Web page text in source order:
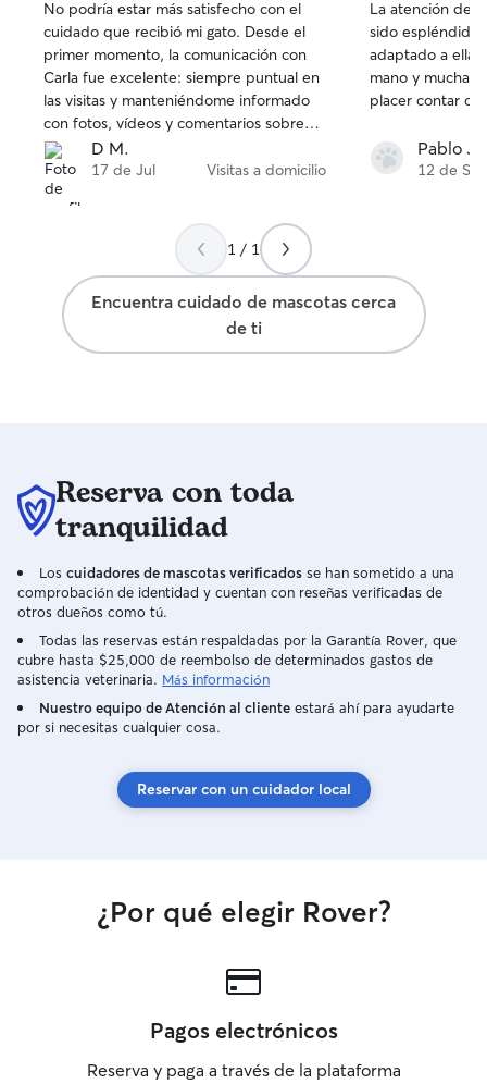
de
5
estrellas
No podría estar más satisfecho con el
cuidado que recibió mi gato. Desde el
primer momento, la comunicación con
Carla fue excelente: siempre puntual en
las visitas y manteniéndome informado
con fotos, vídeos y comentarios sobre
cómo estaba en cada momento. Durante
todas mis vacaciones pude estar
completamente tranquilo sabiendo que
cariño, la dedicación y la profesionalidad
con la que Carla trata a los animales. Sin
duda volveré a contar con ella en el
futuro y la recomiendo al 100% a
cualquiera que busque una catsitter de
confianza. ¡Muchísimas gracias por todo!
D M.
17 de Jul Visitas a domicilio
de
5
estrellas
La atención de
sido espléndida,
adaptado a ella,
mano y mucha
placer contar
Pablo
12 de
1 / 1
Encuentra cuidado de mascotas cerca
de ti
Reserva con toda
tranquilidad
Los cuidadores de mascotas verificados se han sometido a una
comprobación de identidad y cuentan con reseñas verificadas de
otros dueños como tú.
Todas las reservas están respaldadas por la Garantía Rover, que
cubre hasta $25,000 de reembolso de determinados gastos de
asistencia veterinaria. Más información
Nuestro equipo de Atención al cliente estará ahí para ayudarte
por si necesitas cualquier cosa.
Reservar con un cuidador local
¿Por qué elegir Rover?
Pagos electrónicos
Reserva y paga a través de la plataforma